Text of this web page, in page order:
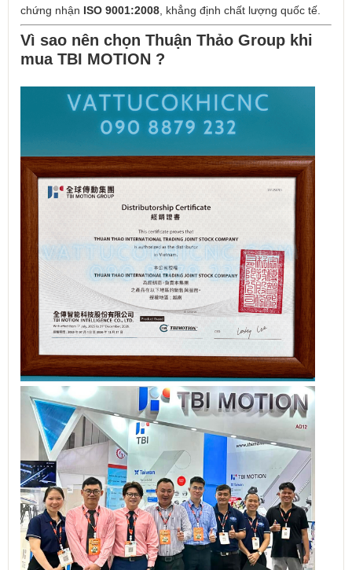
chứng nhận ISO 9001:2008 , khẳng định chất lượng quốc tế.
Vì sao nên chọn Thuận Thảo Group khi
mua TBI MOTION ?